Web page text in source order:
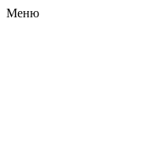
Меню